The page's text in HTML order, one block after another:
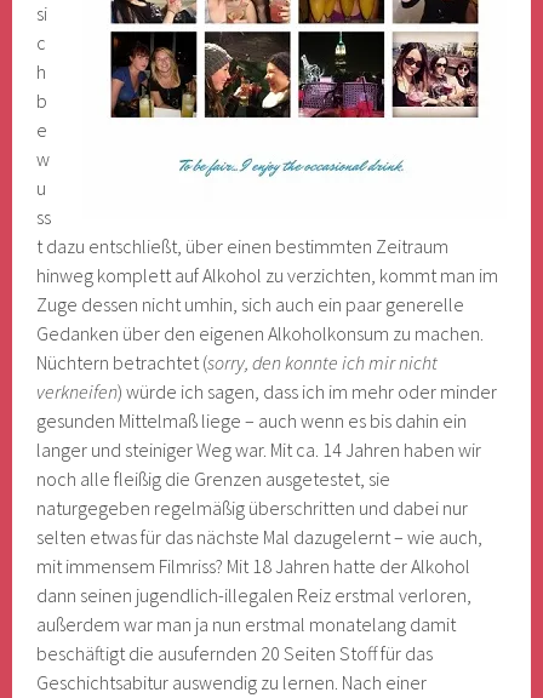
si
c
h
b
e
w
u
ss
t dazu entschließt, über einen bestimmten Zeitraum
hinweg komplett auf Alkohol zu verzichten, kommt man im
Zuge dessen nicht umhin, sich auch ein paar generelle
Gedanken über den eigenen Alkoholkonsum zu machen.
Nüchtern betrachtet (sorry, den konnte ich mir nicht
verkneifen) würde ich sagen, dass ich im mehr oder minder
gesunden Mittelmaß liege – auch wenn es bis dahin ein
langer und steiniger Weg war. Mit ca. 14 Jahren haben wir
noch alle fleißig die Grenzen ausgetestet, sie
naturgegeben regelmäßig überschritten und dabei nur
selten etwas für das nächste Mal dazugelernt – wie auch,
mit immensem Filmriss? Mit 18 Jahren hatte der Alkohol
dann seinen jugendlich-illegalen Reiz erstmal verloren,
außerdem war man ja nun erstmal monatelang damit
beschäftigt die ausufernden 20 Seiten Stoff für das
Geschichtsabitur auswendig zu lernen. Nach einer